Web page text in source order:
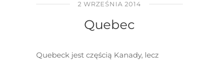
2 WRZEŚNIA 2014
Quebec
Quebeck jest częścią Kanady, lecz